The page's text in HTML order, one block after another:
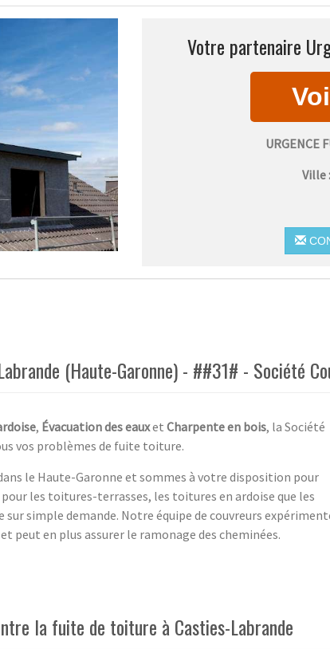
Votre partenaire
URGENCE
Ville :
(Haute-Garonne) - ##31# - Société
, Évacuation des eauxet Charpente en bois, la Société
vos problèmes de fuite toiture.
le Haute-Garonne et sommes à votre disposition pour
les toitures-terrasses, les toitures en ardoise que les
simple demande. Notre équipe de couvreurs
peut en plus assurer le ramonage des cheminées.
la fuite de toiture à Casties-Labrande